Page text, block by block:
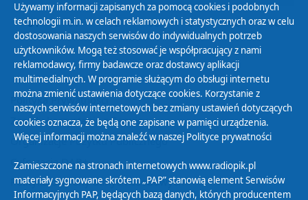
31 01 02 03 04 05 06
Polityka Prywatności
Zasady korzystania z Serwisu
Organizacje Pożytku Publicznego
Cyfryzacja DAB+
Polityka ochrony danych osobowych
Używamy informacji zapisanych za pomocą cookies i podobnych
technologii m.in. w celach reklamowych i statystycznych oraz w celu
dostosowania naszych serwisów do indywidualnych potrzeb
użytkowników. Mogą też stosować je współpracujący z nami
reklamodawcy, firmy badawcze oraz dostawcy aplikacji
multimedialnych. W programie służącym do obsługi internetu
można zmienić ustawienia dotyczące cookies. Korzystanie z
naszych serwisów internetowych bez zmiany ustawień dotyczących
cookies oznacza, że będą one zapisane w pamięci urządzenia.
Więcej informacji można znaleźć w naszej Polityce prywatności
Zamieszczone na stronach internetowych www.radiopik.pl
materiały sygnowane skrótem „PAP” stanowią element Serwisów
Informacyjnych PAP, będących bazą danych, których producentem